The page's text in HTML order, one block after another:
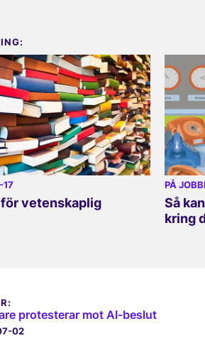
17
vetenskaplig
PÅ
Så
kring
protesterar mot AI-beslut
02